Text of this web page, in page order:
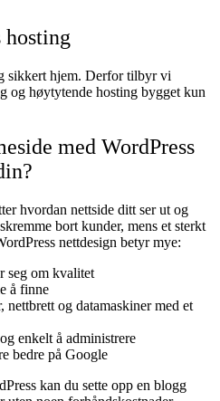
hosting
sikkert hjem. Derfor tilbyr vi
og høytytende hosting bygget kun
med WordPress
hvordan nettside ditt ser ut og
bort kunder, mens et sterkt
nettdesign betyr mye:
seg om kvalitet
å finne
nettbrett og datamaskiner med et
enkelt å administrere
bedre på Google
kan du sette opp en blogg